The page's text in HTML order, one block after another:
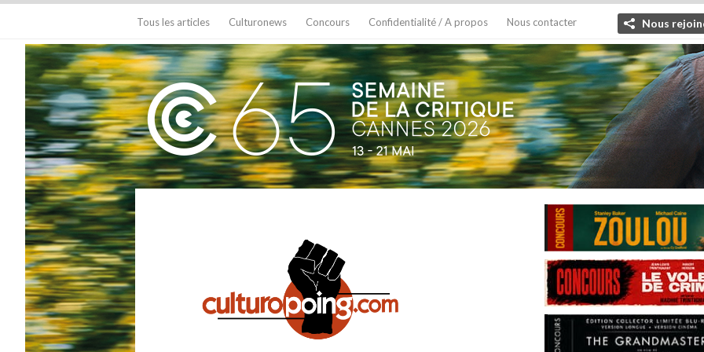
Tous les articles Culturonews Concours Confidentialité / A propos Nous contacter Nous